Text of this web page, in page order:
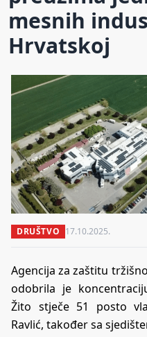
mesnih
Hrvatskoj
DRUŠTVO 17.10.2025.
Agencija za zaštitu
odobrila je
Žito stječe 51 posto
Ravlić, također sa